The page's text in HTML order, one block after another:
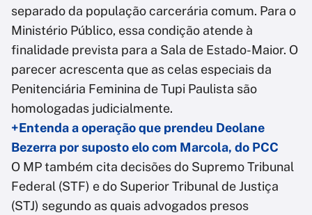
separado da população carcerária comum. Para o
Ministério Público, essa condição atende à
finalidade prevista para a Sala de Estado-Maior. O
parecer acrescenta que as celas especiais da
Penitenciária Feminina de Tupi Paulista são
homologadas judicialmente.
+Entenda a operação que prendeu Deolane
Bezerra por suposto elo com Marcola, do PCC
O MP também cita decisões do Supremo Tribunal
Federal (STF) e do Superior Tribunal de Justiça
(STJ) segundo as quais advogados presos